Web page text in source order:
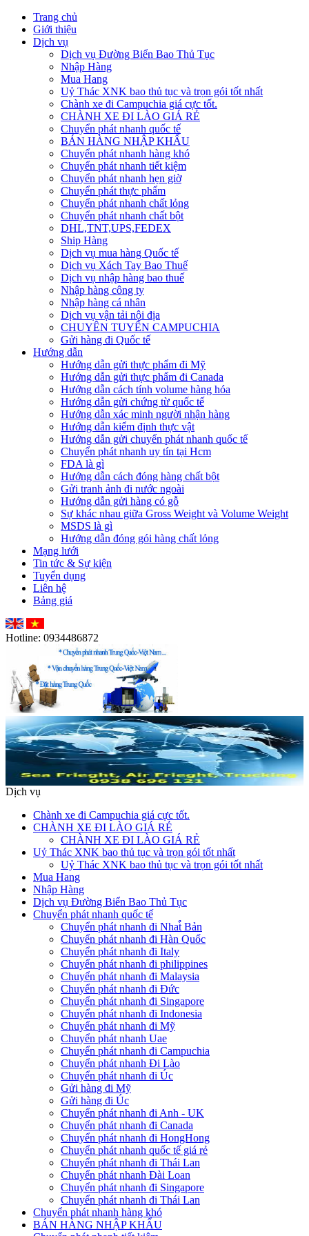
Trang chủ
Giới thiệu
Dịch vụ
Dịch vụ Đường Biển Bao Thủ Tục
Nhập Hàng
Mua Hang
Uỷ Thác XNK bao thủ tục và trọn gói tốt nhất
Chành xe đi Campuchia giá cực tốt.
CHÀNH XE ĐI LÀO GIÁ RẺ
Chuyển phát nhanh quốc tế
BÁN HÀNG NHẬP KHẨU
Chuyển phát nhanh hàng khó
Chuyển phát nhanh tiết kiệm
Chuyển phát nhanh hẹn giờ
Chuyển phát thực phẩm
Chuyển phát nhanh chất lỏng
Chuyển phát nhanh chất bột
DHL,TNT,UPS,FEDEX
Ship Hàng
Dịch vụ mua hàng Quốc tế
Dịch vụ Xách Tay Bao Thuế
Dịch vụ nhập hàng bao thuế
Nhập hàng công ty
Nhập hàng cá nhân
Dịch vụ vận tải nội địa
CHUYÊN TUYẾN CAMPUCHIA
Gửi hàng đi Quốc tế
Hướng dẫn
Hướng dẫn gửi thực phẩm đi Mỹ
Hướng dẫn gửi thực phẩm đi Canada
Hướng dẫn cách tính volume hàng hóa
Hướng dẫn gửi chứng từ quốc tế
Hướng dẫn xác minh người nhận hàng
Hướng dẫn kiểm định thực vật
Hướng dẫn gửi chuyển phát nhanh quốc tế
Chuyển phát nhanh uy tín tại Hcm
FDA là gì
Hướng dẫn cách đóng hàng chất bột
Gửi tranh ảnh đi nước ngoài
Hướng dẫn gửi hàng có gỗ
Sự khác nhau giữa Gross Weight và Volume Weight
MSDS là gì
Hướng dẫn đóng gói hàng chất lỏng
Mạng lưới
Tin tức & Sự kiện
Tuyển dụng
Liên hệ
Bảng giá
Hotline: 0934486872
Dịch vụ
Chành xe đi Campuchia giá cực tốt.
CHÀNH XE ĐI LÀO GIÁ RẺ
CHÀNH XE ĐI LÀO GIÁ RẺ
Uỷ Thác XNK bao thủ tục và trọn gói tốt nhất
Uỷ Thác XNK bao thủ tục và trọn gói tốt nhất
Mua Hang
Nhập Hàng
Dịch vụ Đường Biển Bao Thủ Tục
Chuyển phát nhanh quốc tế
Chuyển phát nhanh đi Nhat̉̀ Bản
Chuyển phát nhanh đi Hàn Quốc
Chuyển phát nhanh đi Italy
Chuyển phát nhanh đi philippines
Chuyển phát nhanh đi Malaysia
Chuyển phát nhanh đi Đức
Chuyển phát nhanh đi Singapore
Chuyển phát nhanh đi Indonesia
Chuyển phát nhanh đi Mỹ
Chuyển phát nhanh Uae
Chuyển phát nhanh đi Campuchia
Chuyển phát nhanh Đi Lào
Chuyển phát nhanh đi Úc
Gửi hàng đi Mỹ
Gửi hàng đi Úc
Chuyển phát nhanh đi Anh - UK
Chuyển phát nhanh đi Canada
Chuyển phát nhanh đi HongHong
Chuyển phát nhanh quốc tế giá rẻ
Chuyển phát nhanh đi Thái Lan
Chuyển phát nhanh Đài Loan
Chuyển phát nhanh đi Singapore
Chuyển phát nhanh đi Thái Lan
Chuyển phát nhanh hàng khó
BÁN HÀNG NHẬP KHẨU